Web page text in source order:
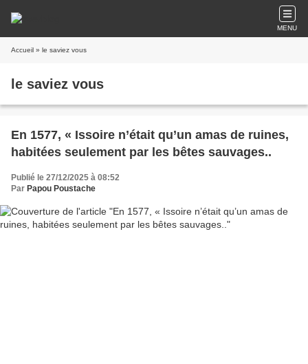
MENU
Accueil » le saviez vous
le saviez vous
En 1577, « Issoire n’était qu’un amas de ruines,
habitées seulement par les bêtes sauvages..
Publié le 27/12/2025 à 08:52
Par Papou Poustache